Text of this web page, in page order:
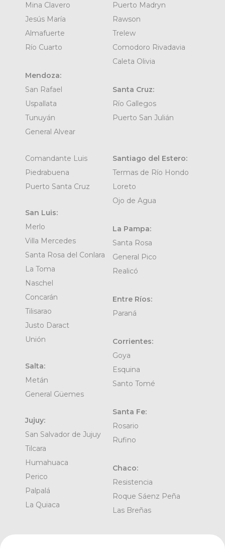
Mina Clavero
Jesús María
Almafuerte
Río Cuarto
Mendoza:
San Rafael
Uspallata
Tunuyán
General Alvear
Puerto Madryn
Rawson
Trelew
Comodoro Rivadavia
Caleta Olivia
Santa Cruz:
Río Gallegos
Puerto San Julián
Comandante Luis
Piedrabuena
Puerto Santa Cruz
San Luis:
Merlo
Villa Mercedes
Santa Rosa del Conlara
La Toma
Naschel
Concarán
Tilisarao
Justo Daract
Unión
Salta:
Metán
General Güemes
Jujuy:
San Salvador de Jujuy
Tilcara
Humahuaca
Perico
Palpalá
La Quiaca
Santiago del Estero:
Termas de Río Hondo
Loreto
Ojo de Agua
La Pampa:
Santa Rosa
General Pico
Realicó
Entre Ríos:
Paraná
Corrientes:
Goya
Esquina
Santo Tomé
Santa Fe:
Rosario
Rufino
Chaco:
Resistencia
Roque Sáenz Peña
Las Breñas